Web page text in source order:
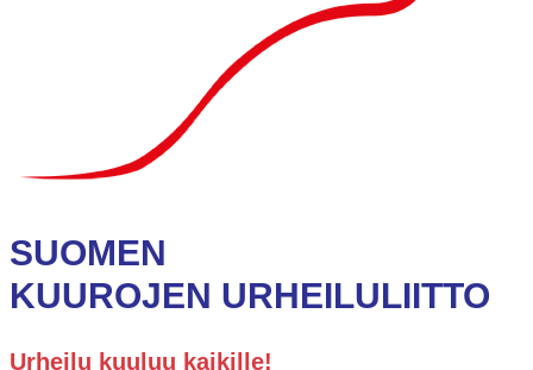
SUOMEN
KUUROJEN URHEILULIITTO
Urheilu kuuluu kaikille!